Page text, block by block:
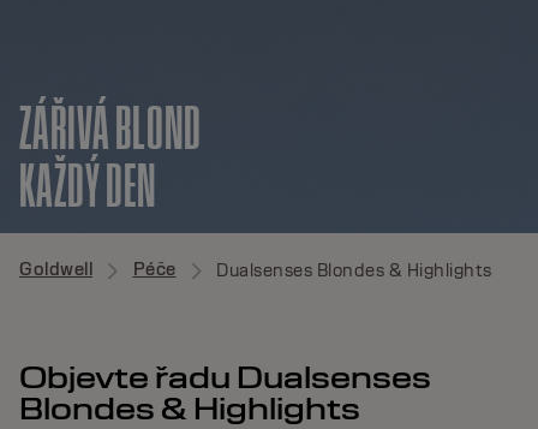
ZÁŘIVÁ BLOND
KAŽDÝ DEN
Goldwell Péče Dualsenses Blondes & Highlights
Objevte řadu Dualsenses
Blondes & Highlights